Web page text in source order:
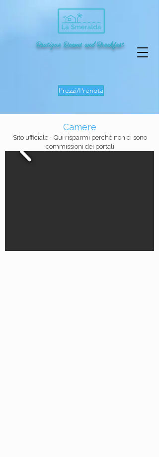
Boutique Rooms and Breakfast
Prezzi/Prenota
Camere
Sito ufficiale - Qui risparmi perché non ci sono
commissioni dei portali